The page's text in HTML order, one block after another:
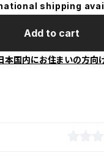
shipping
Add to cart
本国内にお住まいの方向